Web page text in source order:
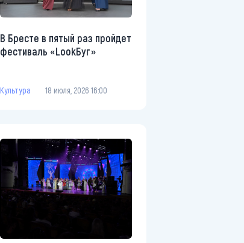
В Бресте в пятый раз пройдет
фестиваль «LookБуг»
Культура 18 июля, 2026 16:00